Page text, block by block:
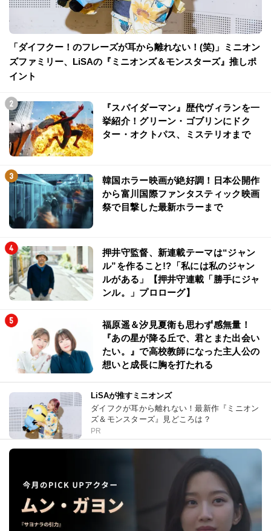
「ダイフクー！のフレーズが耳から離れない！(笑)」ミニオン
ズファミリー、LiSAの『ミニオンズ＆モンスターズ』推しポ
イント
『スパイダーマン』歴代ヴィランを一
挙紹介！グリーン・ゴブリンにドク
ター・オクトパス、ミステリオまで
韓国ホラー映画が絶好調！日本公開作
から富川国際ファンタスティック映画
祭で目撃した最新ホラーまで
押井守監督、新連載テーマは“ジャン
ル”を作ること!?「私には私のジャン
ルがある」【押井守連載「勝手にジャ
ンル。」プロローグ】
福原遥＆汐見夏衛も思わず感無量！
『あの星が降る丘で、君とまた出会い
たい。』で高校教師になった主人公の
想いと成長に胸を打たれる
LiSAが推すミニオンズ
ダイフクが耳から離れない！最新作『ミニオン
ズ＆モンスターズ』見どころは？
PR